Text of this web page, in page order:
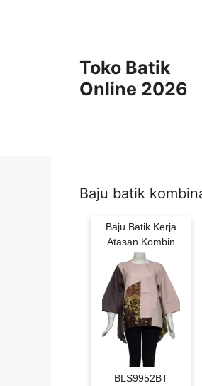
Toko Batik
Online 2026
Baju batik
Baju Batik Kerja
Atasan Kombin
BLS9952BT